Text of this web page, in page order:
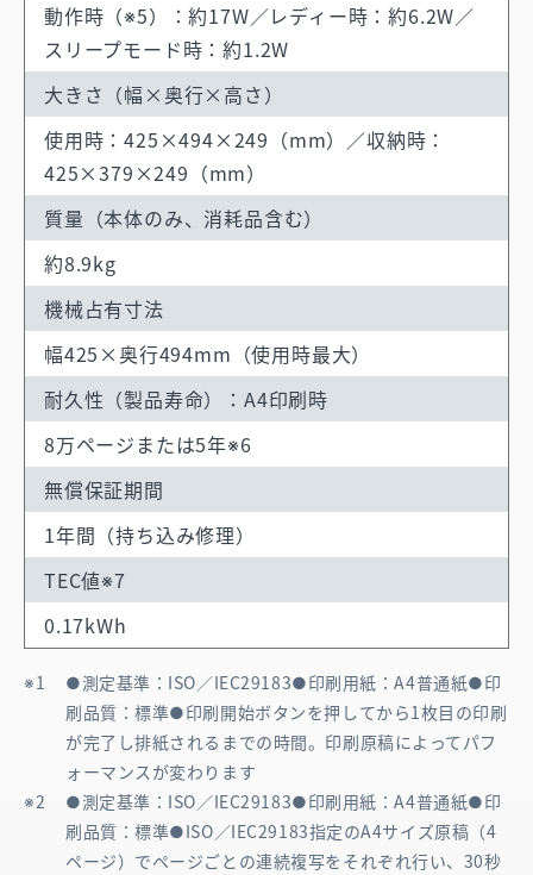
動作時（※5）：約17W／レディー時：約6.2W／
スリープモード時：約1.2W
大きさ（幅×奥行×高さ）
使用時：425×494×249（mm）／収納時：
425×379×249（mm）
質量（本体のみ、 消耗品含む）
約8.9kg
機械占有寸法
幅425×奥行494mm（使用時最大）
耐久性（製品寿命）
：A4印刷時
8万ページまたは5年※6
無償保証期間
1年間（持ち込み修理）
TEC値※7
0.17kWh
●測定基準：ISO／IEC29183●印刷用紙：A4普通紙●印
刷品質：標準●印刷開始ボタンを押してから1枚目の印刷
が完了し排紙されるまでの時間。印刷原稿によってパフ
ォーマンスが変わります
●測定基準：ISO／IEC29183●印刷用紙：A4普通紙●印
刷品質：標準●ISO／IEC29183指定のA4サイズ原稿（4
ページ）でページごとの連続複写をそれぞれ行い、30秒